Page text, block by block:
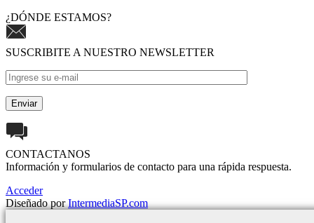
¿DÓNDE ESTAMOS?
SUSCRIBITE A NUESTRO NEWSLETTER
CONTACTANOS
Información y formularios de contacto para una rápida respuesta.
Acceder
Diseñado porIntermediaSP.com